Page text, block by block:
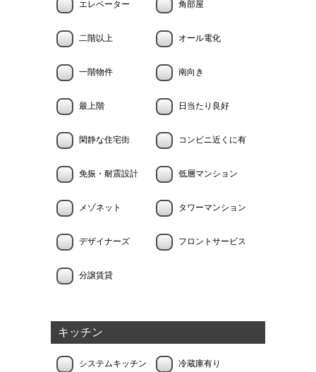
エレベーター 角部屋
二階以上 オール電化
一階物件 南向き
最上階 日当たり良好
閑静な住宅街 コンビニ近くに有
免振・耐震設計 低層マンション
メゾネット タワーマンション
デザイナーズ フロントサービス
分譲賃貸
キッチン
システムキッチン 冷蔵庫有り